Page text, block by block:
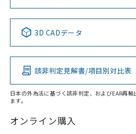
Pb Hg
O
在庫等で未対応品が混在する可能性
3D CADデータ
該非判定見解書/項目別対比表
日本の外為法に基づく該非判定、およびEAR再
ます。
オンライン購入